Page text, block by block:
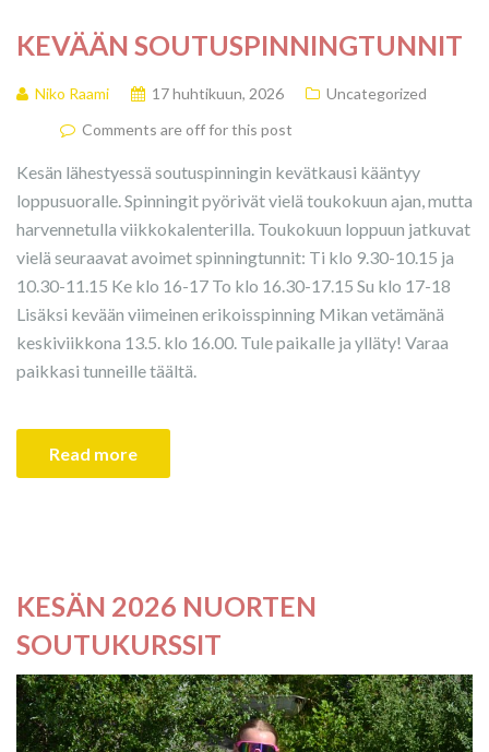
KEVÄÄN SOUTUSPINNINGTUNNIT
Niko Raami 17 huhtikuun, 2026
Uncategorized
Comments are off for this post
Kesän lähestyessä soutuspinningin kevätkausi kääntyy
loppusuoralle. Spinningit pyörivät vielä toukokuun ajan, mutta
harvennetulla viikkokalenterilla. Toukokuun loppuun jatkuvat
vielä seuraavat avoimet spinningtunnit: Ti klo 9.30-10.15 ja
10.30-11.15 Ke klo 16-17 To klo 16.30-17.15 Su klo 17-18
Lisäksi kevään viimeinen erikoisspinning Mikan vetämänä
keskiviikkona 13.5. klo 16.00. Tule paikalle ja ylläty! Varaa
paikkasi tunneille täältä.
Read more
KESÄN 2026 NUORTEN
SOUTUKURSSIT